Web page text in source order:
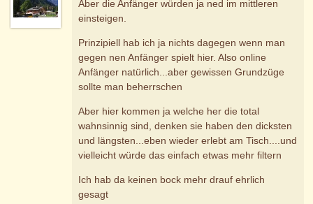
Aber die Anfänger würden ja ned im mittleren
einsteigen.
Prinzipiell hab ich ja nichts dagegen wenn man
gegen nen Anfänger spielt hier. Also online
Anfänger natürlich...aber gewissen Grundzüge
sollte man beherrschen
Aber hier kommen ja welche her die total
wahnsinnig sind, denken sie haben den dicksten
und längsten...eben wieder erlebt am Tisch....und
vielleicht würde das einfach etwas mehr filtern
Ich hab da keinen bock mehr drauf ehrlich
gesagt